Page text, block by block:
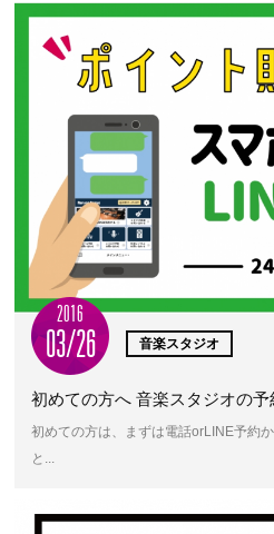
2016
03/26 音楽スタジオ
初めての方へ 音楽スタジオの
初めての方は、まずは電話orLINE予約
と...